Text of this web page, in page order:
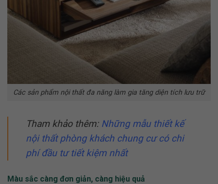
Các sản phẩm nội thất đa năng làm gia tăng diện tích lưu trữ
Tham khảo thêm: Những mẫu thiết kế
nội thất phòng khách chung cưcó chi
phí đầu tư tiết kiệm nhất
Màu sắc càng đơn giản, càng hiệu quả